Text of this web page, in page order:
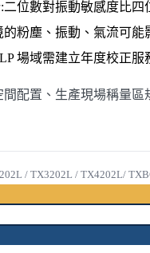
:二位數對振動敏感度比
的粉塵、振動、氣流可
場域需建立年度校正
配置、生產現場稱量
/ TX3202L / TX4202L/